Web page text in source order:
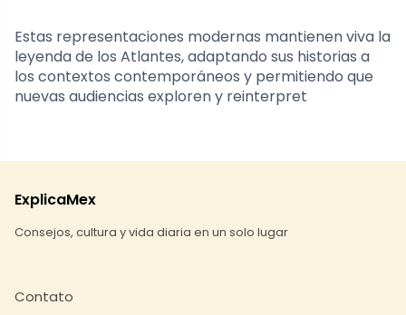
Estas representaciones modernas mantienen viva la
leyenda de los Atlantes, adaptando sus historias a
los contextos contemporáneos y permitiendo que
nuevas audiencias exploren y reinterpret
ExplicaMex
Consejos, cultura y vida diaria en un solo lugar
Contato